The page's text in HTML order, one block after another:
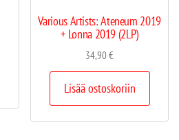
Various Artists: Ateneum 2019
+ Lonna 2019 (2LP)
34,90€
Lisää ostoskoriin